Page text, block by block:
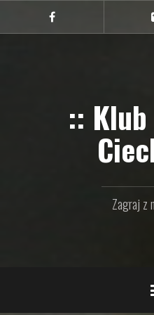
treści
Ciechan
na
::
Zagraj z